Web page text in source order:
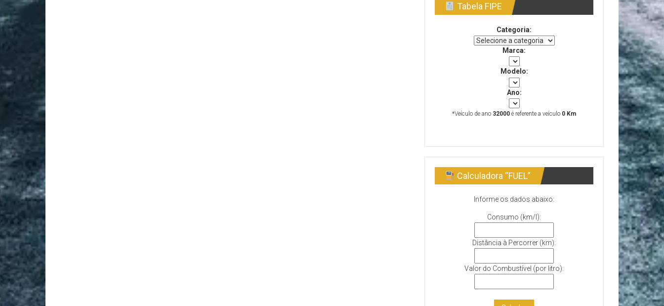
Tabela FIPE
Categoria:
Marca:
Modelo:
Ano:
*Veículo de ano 32000 é referente a veículo 0 Km
Calculadora “FUEL”
Informe os dados abaixo:
Consumo (km/l):
Distância à Percorrer (km):
Valor do Combustível (por litro):